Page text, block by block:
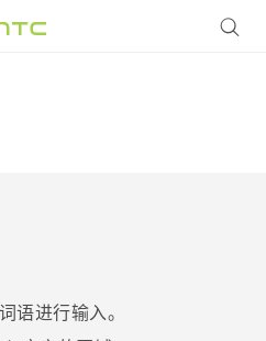
语进行输入。